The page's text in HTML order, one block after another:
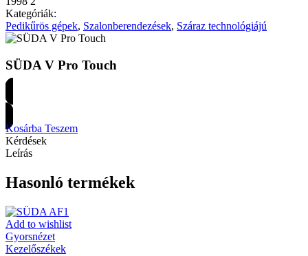
Kategóriák:
Pedikűrös gépek, Szalonberendezések, Száraz technológiájú
SÜDA V Pro Touch
Kosárba Teszem
Kérdések
Leírás
Hasonló termékek
Add to wishlist
Gyorsnézet
Kezelőszékek